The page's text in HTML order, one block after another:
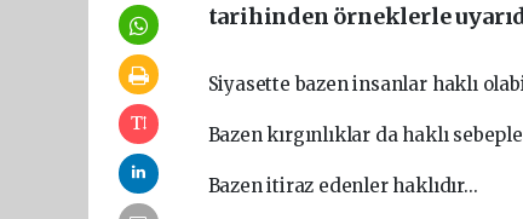
tarihinden örneklerle
Siyasette bazen insanlar haklı
Bazen kırgınlıklar da haklı
Bazen itiraz edenler haklıdır...